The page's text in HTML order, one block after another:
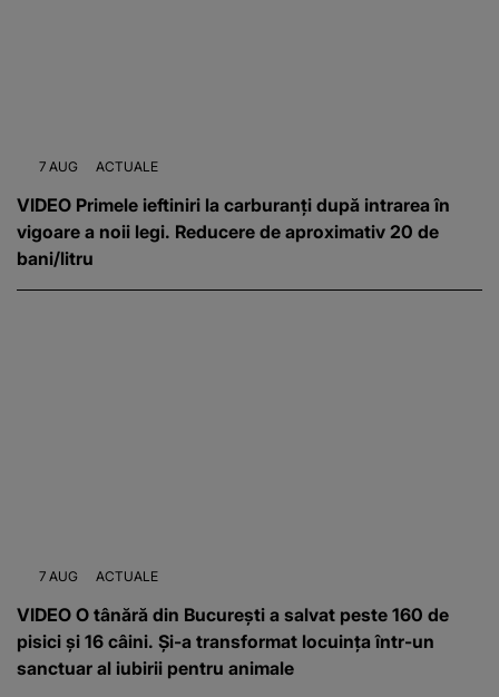
7 AUG ACTUALE
VIDEO Primele ieftiniri la carburanți după intrarea în
vigoare a noii legi. Reducere de aproximativ 20 de
bani/litru
7 AUG ACTUALE
VIDEO O tânără din București a salvat peste 160 de
pisici și 16 câini. Și-a transformat locuința într-un
sanctuar al iubirii pentru animale